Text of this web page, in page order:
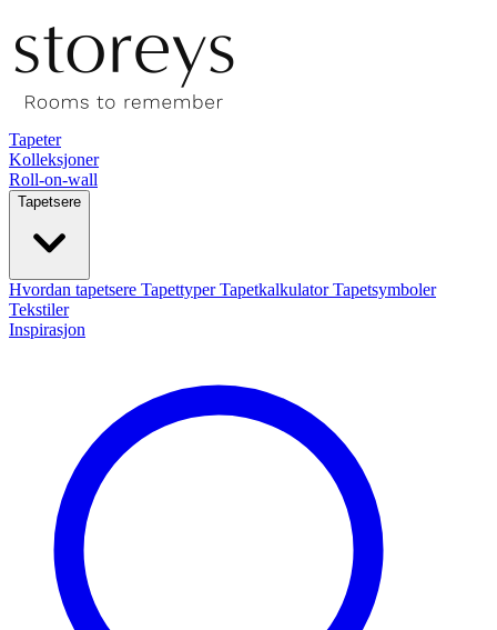
Tapeter
Kolleksjoner
Roll-on-wall
Tapetsere
Hvordan tapetsere TapettyperTapetkalkulatorTapetsymboler
Tekstiler
Inspirasjon